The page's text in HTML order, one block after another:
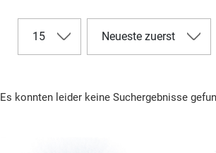
15 Neueste zuerst
Es konnten leider keine Suchergebnisse